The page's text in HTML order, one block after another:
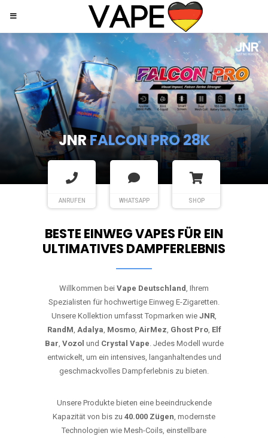
JNRSHISHA HOOKAH MAX
ANRUFEN WHATSAPP SHOP
BESTE EINWEG VAPES FÜR EIN
ULTIMATIVES DAMPFERLEBNIS
Willkommen bei Vape Deutschland, Ihrem
Spezialisten für hochwertige Einweg E-Zigaretten.
Unsere Kollektion umfasst Topmarken wie JNR,
RandM, Adalya, Mosmo, AirMez, Ghost Pro, Elf
Bar, Vozol und Crystal Vape. Jedes Modell wurde
entwickelt, um ein intensives, langanhaltendes und
geschmackvolles Dampferlebnis zu bieten.
Unsere Produkte bieten eine beeindruckende
Kapazität von bis zu 40.000 Zügen, modernste
Technologien wie Mesh-Coils, einstellbare